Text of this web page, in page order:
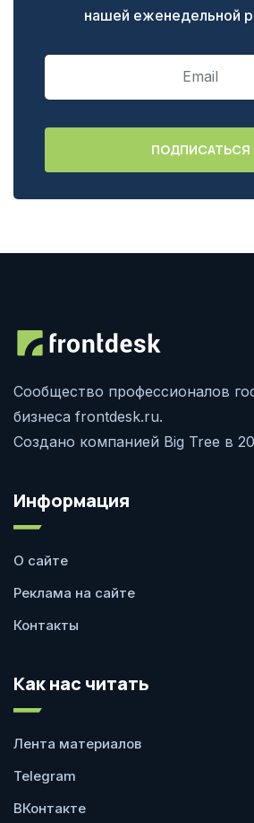
нашей еженедельной
Сообщество профессионалов
бизнеса frontdesk.ru.
Создано компанией Big Tree в
Информация
О сайте
Реклама на сайте
Контакты
Как нас читать
Лента материалов
Telegram
ВКонтакте